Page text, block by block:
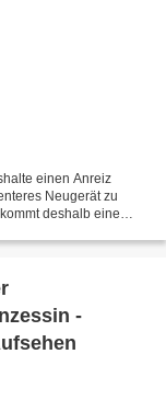
einen Anreiz
Neugerät zu
deshalb eine
-